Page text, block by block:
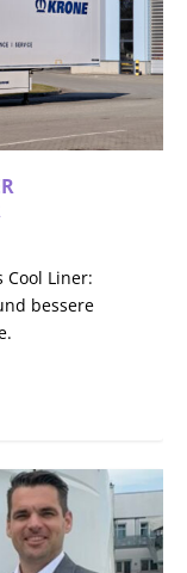
Liner:
bessere